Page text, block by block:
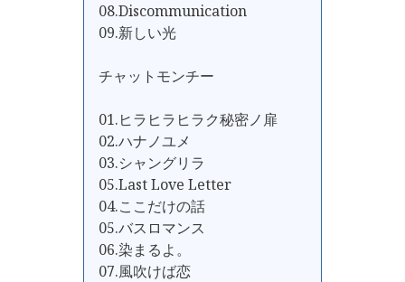
08.Discommunication
09.新しい光
チャットモンチー
01.ヒラヒラヒラク秘密ノ扉
02.ハナノユメ
03.シャングリラ
05.Last Love Letter
04.ここだけの話
05.バスロマンス
06.染まるよ。
07.風吹けば恋